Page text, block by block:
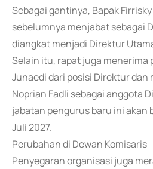
Sebagai gantinya, Bapak
sebelumnya menjabat sebagai
diangkat menjadi Direktur
Selain itu, rapat juga menerima
Junaedi dari posisi Direktur dan
Noprian Fadli sebagai anggota
jabatan pengurus baru ini akan
Juli 2027.
Perubahan di Dewan Komisaris
Penyegaran organisasi juga